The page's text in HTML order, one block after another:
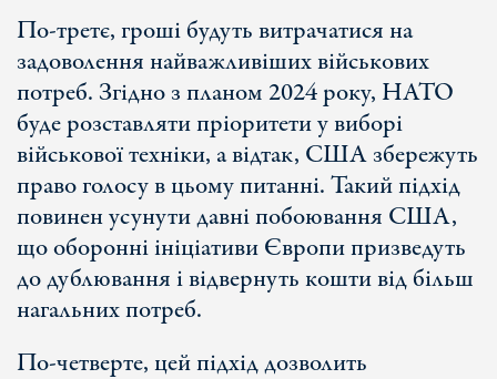
По-третє, гроші будуть витрачатися на
задоволення найважливіших військових
потреб. Згідно з планом 2024 року, НАТО
буде розставляти пріоритети у виборі
військової техніки, а відтак, США збережуть
право голосу в цьому питанні. Такий підхід
повинен усунути давні побоювання США,
що оборонні ініціативи Європи призведуть
до дублювання і відвернуть кошти від більш
нагальних потреб.
По-четверте, цей підхід дозволить